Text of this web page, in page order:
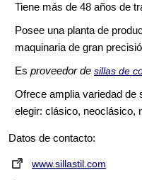
Tiene más de 48 años de
Posee una planta de
maquinaria de gran
Es proveedor de sillas de
Ofrece amplia variedad de
elegir: clásico, neoclásico,
Datos de contacto:
www.sillastil.com